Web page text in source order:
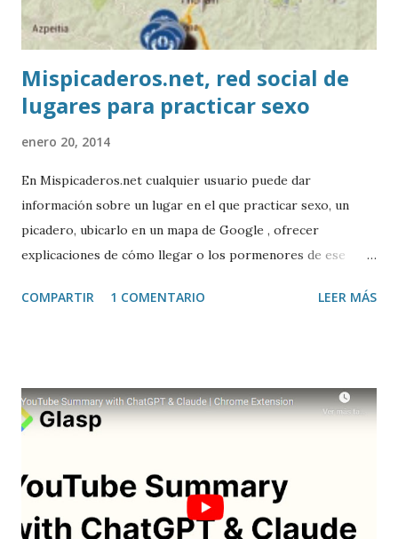
Mispicaderos.net, red social de
lugares para practicar sexo
enero 20, 2014
En Mispicaderos.net cualquier usuario puede dar
información sobre un lugar en el que practicar sexo, un
picadero, ubicarlo en un mapa de Google , ofrecer
explicaciones de cómo llegar o los pormenores de ese
el creador de este portal. Descargar mp3
COMPARTIR 1 COMENTARIO LEER MÁS